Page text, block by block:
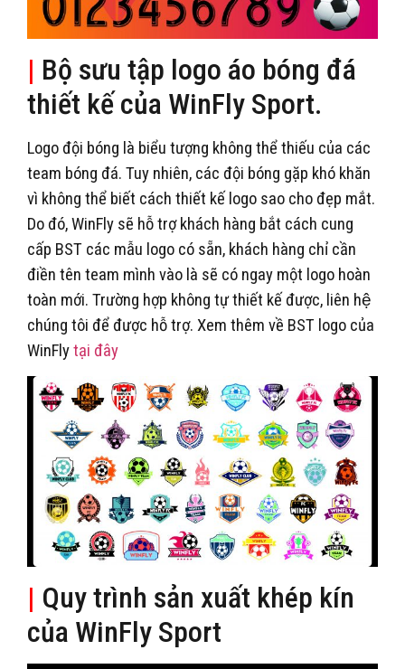
| Bộ sưu tập logo áo bóng đá
thiết kế của WinFly Sport.
Logo đội bóng là biểu tượng không thể thiếu của các
team bóng đá. Tuy nhiên, các đội bóng gặp khó khăn
vì không thể biết cách thiết kế logo sao cho đẹp mắt.
Do đó, WinFly sẽ hỗ trợ khách hàng bắt cách cung
cấp BST các mẫu logo có sẵn, khách hàng chỉ cần
điền tên team mình vào là sẽ có ngay một logo hoàn
toàn mới. Trường hợp không tự thiết kế được, liên hệ
chúng tôi để được hỗ trợ. Xem thêm về BST logo của
WinFlytại đây
| Quy trình sản xuất khép kín
của WinFly Sport